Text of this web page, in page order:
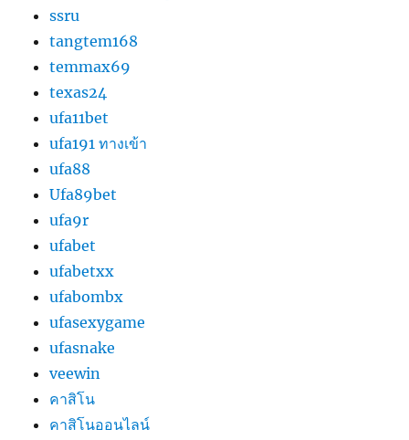
ssru
tangtem168
temmax69
texas24
ufa11bet
ufa191 ทางเข้า
ufa88
Ufa89bet
ufa9r
ufabet
ufabetxx
ufabombx
ufasexygame
ufasnake
veewin
คาสิโน
คาสิโนออนไลน์